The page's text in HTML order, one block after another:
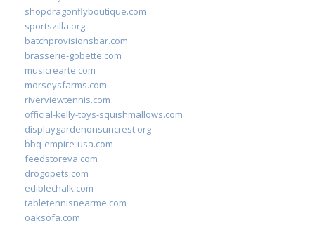
shopdragonflyboutique.com
sportszilla.org
batchprovisionsbar.com
brasserie-gobette.com
musicrearte.com
morseysfarms.com
riverviewtennis.com
official-kelly-toys-squishmallows.com
displaygardenonsuncrest.org
bbq-empire-usa.com
feedstoreva.com
drogopets.com
ediblechalk.com
tabletennisnearme.com
oaksofa.com